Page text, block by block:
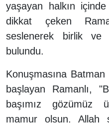
yaşayan halkın
dikkat çeken
seslenerek birlik ve
bulundu.
Konuşmasına
başlayan Ramanlı,
başımız gözümüz
mamur olsun. Allah